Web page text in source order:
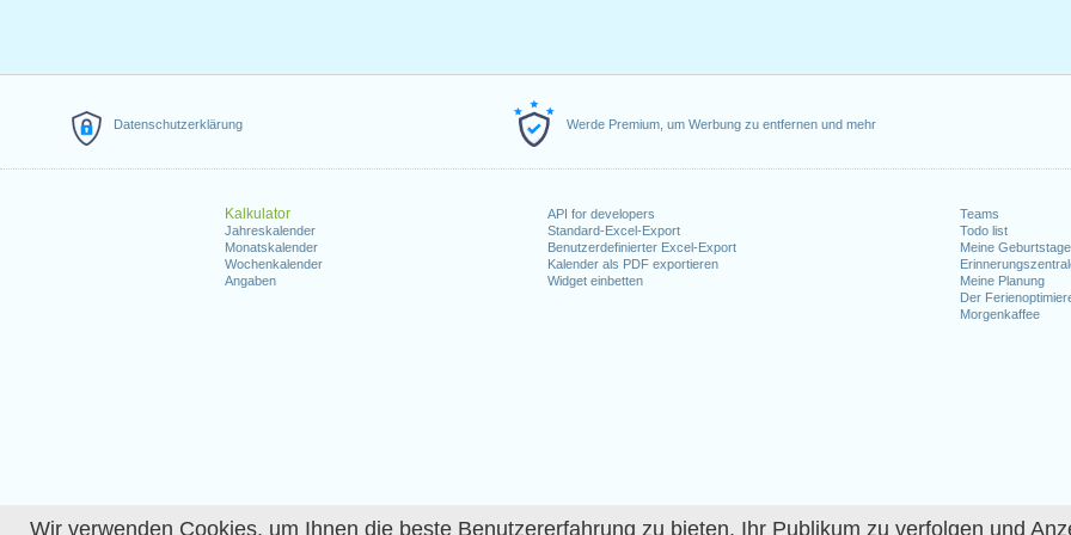
Wir verwenden Cookies, um Ihnen die beste Benutzererfahrung zu bieten, Ihr Publikum zu verfolgen und
Datenschutzerklärung Werde Premium, um Werbung zu entfernen und mehr
Kalkulator
Jahreskalender
Monatskalender
Wochenkalender
Angaben
API for developers
Standard-Excel-Export
Benutzerdefinierter Excel-Export
Kalender als PDF exportieren
Widget einbetten
Teams
Todo list
Meine Geburtstage
Meine Planung
Der
Morgenkaffee